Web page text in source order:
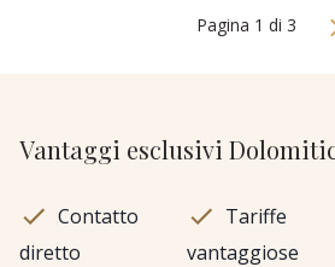
Pagina 1 di 3
Vantaggi esclusivi
Contatto
diretto
Tariffe
vantaggiose